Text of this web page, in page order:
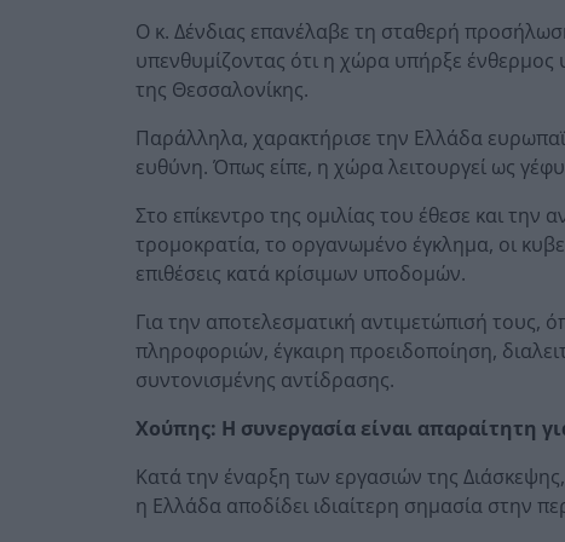
Ο κ. Δένδιας επανέλαβε τη σταθερή
υπενθυμίζοντας ότι η χώρα υπήρξε
της Θεσσαλονίκης.
Παράλληλα, χαρακτήρισε την Ελλάδα
ευθύνη. Όπως είπε, η χώρα λειτουργεί ως
Στο επίκεντρο της ομιλίας του έθεσε και
τρομοκρατία, το οργανωμένο έγκλημα, οι
επιθέσεις κατά κρίσιμων υποδομών.
Για την αποτελεσματική αντιμετώπισή τους,
πληροφοριών, έγκαιρη προειδοποίηση,
συντονισμένης αντίδρασης.
Χούπης: Η συνεργασία είναι απαραίτητη
Κατά την έναρξη των εργασιών της
η Ελλάδα αποδίδει ιδιαίτερη σημασία στην